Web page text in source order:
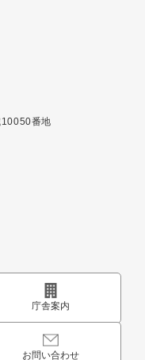
番地
庁舎案内
お問い合わせ